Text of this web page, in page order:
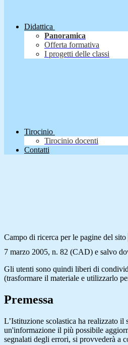
Didattica
Panoramica
Offerta formativa
I progetti delle classi
Tirocinio
Tirocinio docenti
Contatti
Campo di ricerca per le pagine del sito
7 marzo 2005, n. 82 (CAD) e salvo
Gli utenti sono quindi liberi di
(trasformare il materiale e utilizzarlo
Premessa
L’Istituzione scolastica ha realizzato
un'informazione il più possibile
segnalati degli errori, si provvederà a